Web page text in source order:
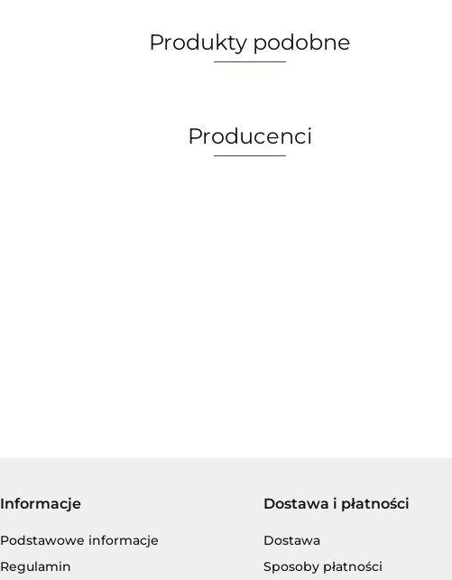
Produkty podobne
Producenci
BLASER
Informacje
Podstawowe informacje
Regulamin
Dostawa i płatności
Dostawa
Sposoby płatności